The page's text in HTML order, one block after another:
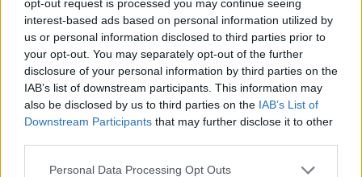
opt-out request is processed you may continue seeing
interest-based ads based on personal information utilized by
us or personal information disclosed to third parties prior to
your opt-out. You may separately opt-out of the further
disclosure of your personal information by third parties on the
IAB’s list of downstream participants. This information may
also be disclosed by us to third parties on the IAB’s List of
Downstream Participants that may further disclose it to other
Please note that this website/app uses one or more Google
Personal Data Processing Opt Outs
b
o
o
k
te
r
re
st
s
A
p
p
re
Prossimo articolo
NOTIZIE RECENTI
Salvini al concerto per De Andrè, la nipote: “Mio
nonno gli avrebbe chiesto che cazzo ci faceva”